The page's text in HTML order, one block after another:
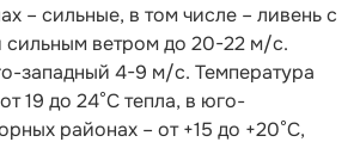
– сильные, в том числе – ливень с
сильным ветром до 20-22 м/с.
западный 4-9 м/с. Температура
19 до 24°С тепла, в юго-
районах – от +15 до +20°С,